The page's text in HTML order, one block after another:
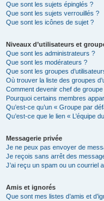
Que sont les sujets épinglés ?
Que sont les sujets verrouillés ?
Que sont les icônes de sujet ?
Niveaux d’utilisateurs et
Que sont les administrateurs ?
Que sont les modérateurs ?
Que sont les groupes
Où trouver la liste des groupes
Comment devenir chef de groupe
Pourquoi certains membres
Qu’est-ce qu’un « Groupe par
Qu’est-ce que le lien « L’équipe
Messagerie privée
Je ne peux pas envoyer de
Je reçois sans arrêt des
J’ai reçu un spam ou un courriel
Amis et ignorés
Que sont mes listes d’amis et